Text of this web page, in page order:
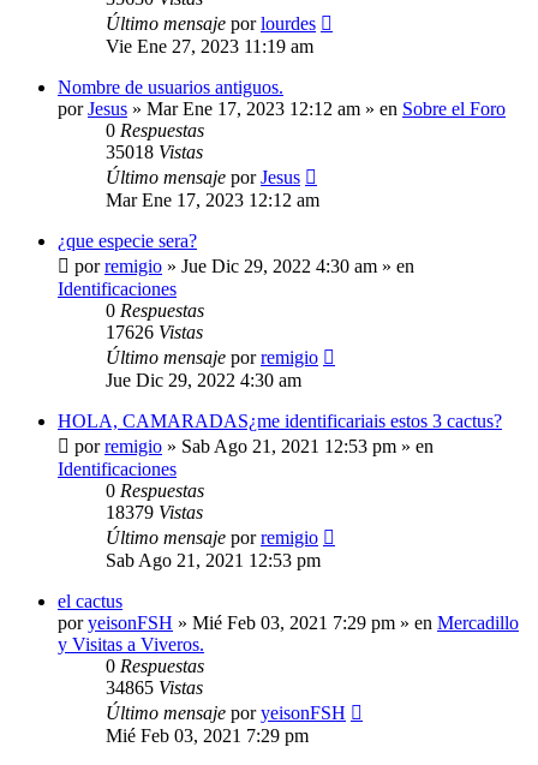
Último mensaje porlourdes
Vie Ene 27, 2023 11:19 am
Nombre de usuarios antiguos.
porJesus » Mar Ene 17, 2023 12:12 am » en Sobre el Foro
0 Respuestas
35018 Vistas
Último mensaje porJesus
Mar Ene 17, 2023 12:12 am
¿que especie sera?
porremigio » Jue Dic 29, 2022 4:30 am » en
Identificaciones
0 Respuestas
17626 Vistas
Último mensaje porremigio
Jue Dic 29, 2022 4:30 am
HOLA, CAMARADAS¿me identificariais estos 3 cactus?
porremigio » Sab Ago 21, 2021 12:53 pm » en
Identificaciones
0 Respuestas
18379 Vistas
Último mensaje porremigio
Sab Ago 21, 2021 12:53 pm
el cactus
poryeisonFSH » Mié Feb 03, 2021 7:29 pm » en Mercadillo
y Visitas a Viveros.
0 Respuestas
34865 Vistas
Último mensaje poryeisonFSH
Mié Feb 03, 2021 7:29 pm